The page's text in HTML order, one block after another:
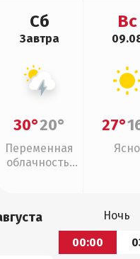
Сб
Завтра
30°20°
Переменная
облачность,
Вс
27°
Ясно
Ночь
00:00